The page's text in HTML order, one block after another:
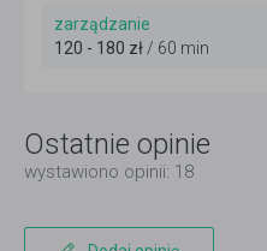
zarządzanie
120 - 180 zł/ 60 min
Ostatnie opinie
wystawiono opinii: 18